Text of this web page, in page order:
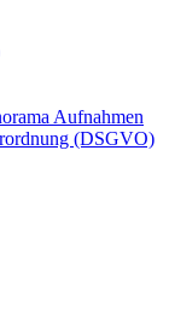
Aufnahmen
(DSGVO)